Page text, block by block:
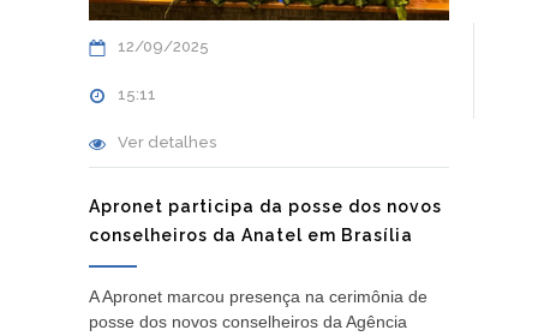
12/09/2025
15:11
Ver detalhes
Apronet participa da posse dos novos
conselheiros da Anatel em Brasília
A Apronet marcou presença na cerimônia de
posse dos novos conselheiros da Agência